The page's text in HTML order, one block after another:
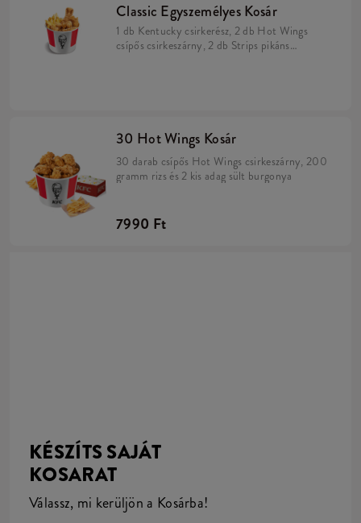
Classic Egyszemélyes Kosár
1 db Kentucky csirkerész, 2 db Hot Wings
csípős csirkeszárny, 2 db Strips pikáns
30 Hot Wings Kosár
30 darab csípős Hot Wings csirkeszárny, 200
gramm rizs és 2 kis adag sült burgonya
7990 Ft
KÉSZÍTS SAJÁT
KOSARAT
Válassz, mi kerüljön a Kosárba!